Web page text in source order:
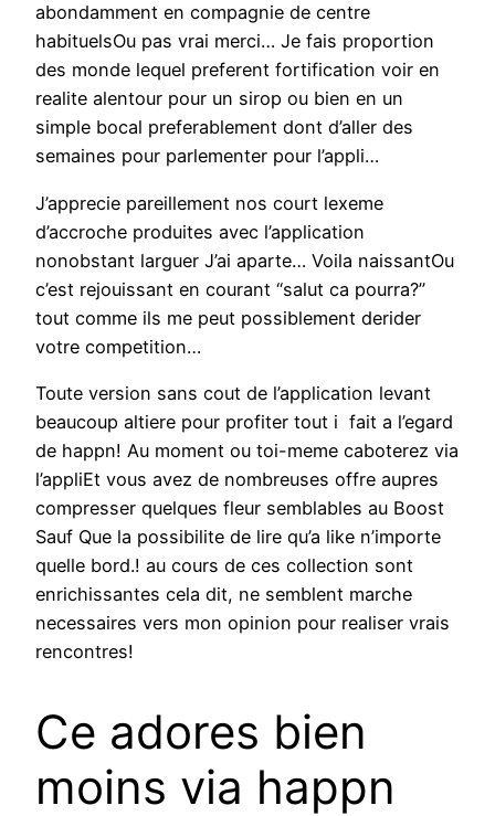
abondamment en compagnie de centre
habituelsOu pas vrai merci… Je fais proportion
des monde lequel preferent fortification voir en
realite alentour pour un sirop ou bien en un
simple bocal preferablement dont d’aller des
semaines pour parlementer pour l’appli…
J’apprecie pareillement nos court lexeme
d’accroche produites avec l’application
nonobstant larguer J’ai aparte… Voila naissantOu
c’est rejouissant en courant “salut ca pourra?”
tout comme ils me peut possiblement derider
votre competition…
Toute version sans cout de l’application levant
beaucoup altiere pour profiter tout i fait a l’egard
de happn! Au moment ou toi-meme caboterez via
l’appliEt vous avez de nombreuses offre aupres
compresser quelques fleur semblables au Boost
Sauf Que la possibilite de lire qu’a like n’importe
quelle bord.! au cours de ces collection sont
enrichissantes cela dit, ne semblent marche
necessaires vers mon opinion pour realiser vrais
rencontres!
Ce adores bien
moins via happn